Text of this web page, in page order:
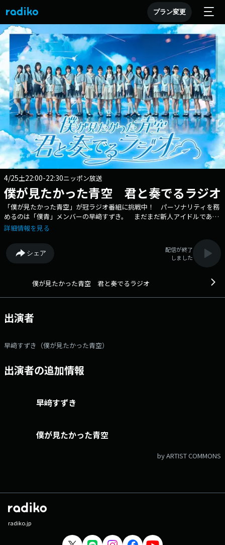
プラン変更
4/25土22:00-22:30ニッポン放送
僕が見たかった青空 君と奏でるラジオ
「僕が見たかった青空」が冠ラジオ番組に挑戦中！ パーソナリティを務
めるのは「僕青」メンバーの早﨑すずき。 まだまだ新人アイドルである
「僕が見たかった青空」が、1人前のアイドルになるべくラジオを通し
アドレス： bokuao@1242.com 番組ホームページはこちら
twitterハッシュタグは「#僕青ラジオ」twitterアカウントは
「@bokuao_kanaradi」
詳細情報を見る
シェア
配信が終了
しました
僕が見たかった青空 君と奏でるラジオ
出演者
早﨑すずき（僕が見たかった青空）
出演者の追加情報
早﨑すずき
僕が見たかった青空
by ARTIST COMMONS
radiko.jp